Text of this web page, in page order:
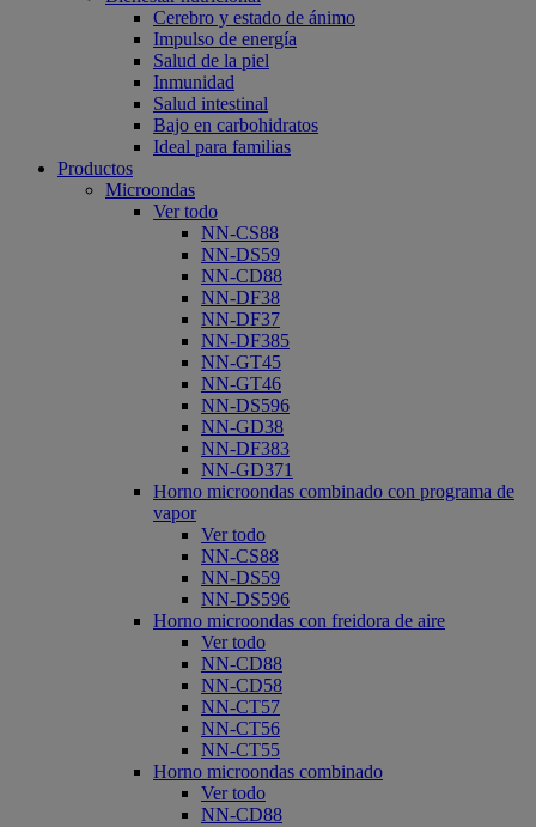
Cerebro y estado de ánimo
Impulso de energía
Salud de la piel
Inmunidad
Salud intestinal
Bajo en carbohidratos
Ideal para familias
Productos
Microondas
Ver todo
NN-CS88
NN-DS59
NN-CD88
NN-DF38
NN-DF37
NN-DF385
NN-GT45
NN-GT46
NN-DS596
NN-GD38
NN-DF383
NN-GD371
Horno microondas combinado con programa de
vapor
Ver todo
NN-CS88
NN-DS59
NN-DS596
Horno microondas con freidora de aire
Ver todo
NN-CD88
NN-CD58
NN-CT57
NN-CT56
NN-CT55
Horno microondas combinado
Ver todo
NN-CD88